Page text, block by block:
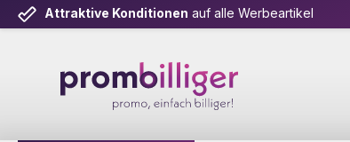
Hauptinhalt springen
Zur Suche springen
Zur Hauptnavigation springen
Attraktive Konditionen auf alle Werbeartikel